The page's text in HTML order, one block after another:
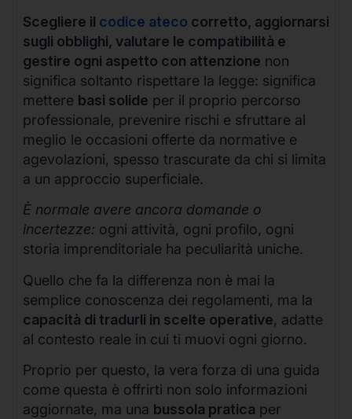
Scegliere il codice ateco corretto, aggiornarsi
sugli obblighi, valutare le compatibilità e
gestire ogni aspetto con attenzione non
significa soltanto rispettare la legge: significa
mettere basi solide per il proprio percorso
professionale, prevenire rischi e sfruttare al
meglio le occasioni offerte da normative e
agevolazioni, spesso trascurate da chi si limita
a un approccio superficiale.
È normale avere ancora domande o
incertezze: ogni attività, ogni profilo, ogni
storia imprenditoriale ha peculiarità uniche.
Quello che fa la differenza non è mai la
semplice conoscenza dei regolamenti, ma la
capacità di tradurli in scelte operative, adatte
al contesto reale in cui ti muovi ogni giorno.
Proprio per questo, la vera forza di una guida
come questa è offrirti non solo informazioni
aggiornate, ma una bussola pratica per